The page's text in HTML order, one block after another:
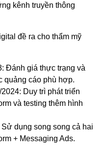
kênh truyền thông
đề ra cho thẩm mỹ
Đánh giá thực trạng và
quảng cáo phù hợp.
Duy trì phát triển
và testing thêm hình
dụng song song cả hai
+ Messaging Ads.